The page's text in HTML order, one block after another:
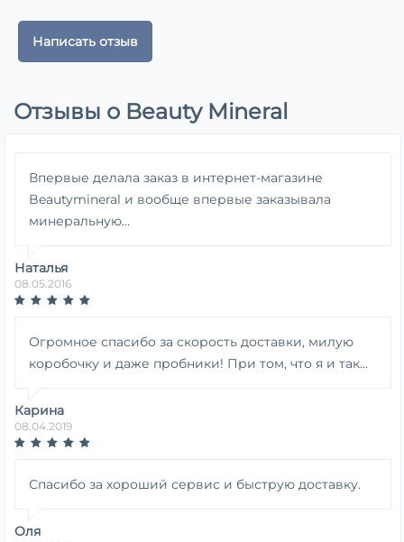
Написать отзыв
Отзывы о Beauty Mineral
Впервые делала заказ в интернет-магазине
Beautymineral и вообще впервые заказывала
минеральную...
Наталья
08.05.2016
Огромное спасибо за скорость доставки, милую
коробочку и даже пробники! При том, что я и так...
Карина
08.04.2019
Спасибо за хороший сервис и быструю доставку.
Оля